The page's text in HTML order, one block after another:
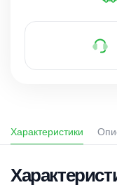
Характеристики